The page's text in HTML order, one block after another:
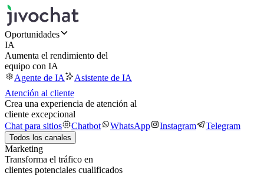
Oportunidades
IA
Aumenta el rendimiento del
equipo con IA
Agente de IA
Asistente de IA
Atención al cliente
Crea una experiencia de atención al
cliente excepcional
Chat para sitios
Chatbot WhatsApp Instagram Telegram
Todos los canales
Marketing
Transforma el tráfico en
clientes potenciales cualificados